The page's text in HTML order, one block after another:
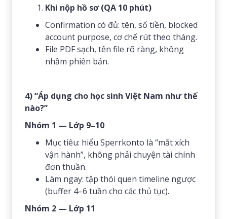
Khi nộp hồ sơ (QA 10 phút)
Confirmation có đủ: tên, số tiền, blocked
account purpose, cơ chế rút theo tháng.
File PDF sạch, tên file rõ ràng, không
nhầm phiên bản.
4) “Áp dụng cho học sinh Việt Nam như thế
nào?”
Nhóm 1 — Lớp 9–10
Mục tiêu: hiểu Sperrkonto là “mắt xích
vận hành”, không phải chuyện tài chính
đơn thuần.
Làm ngay: tập thói quen timeline ngược
(buffer 4–6 tuần cho các thủ tục).
Nhóm 2 — Lớp 11